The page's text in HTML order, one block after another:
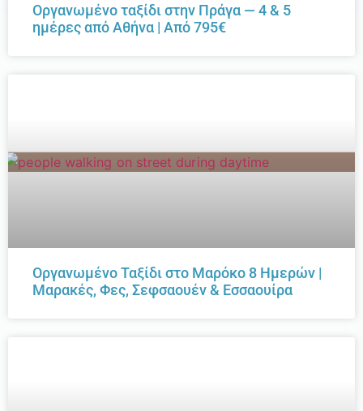
Οργανωμένο ταξίδι στην Πράγα — 4 & 5
ημέρες από Αθήνα | Από 795€
Οργανωμένο Ταξίδι στο Μαρόκο 8 Ημερών |
Μαρακές, Φες, Σεφσαουέν & Εσσαουίρα